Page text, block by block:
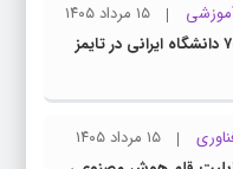
۱۵ مرداد ۱۴۰۵
حضور ۷۵ دانشگاه ایرانی در تایمز
۱۵ مرداد ۱۴۰۵